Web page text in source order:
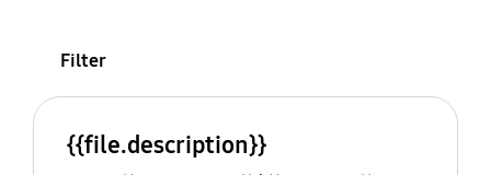
Filter
{{file.description}}